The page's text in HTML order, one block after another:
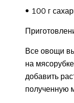
100 г
Все овощи
на
добавить
полученную